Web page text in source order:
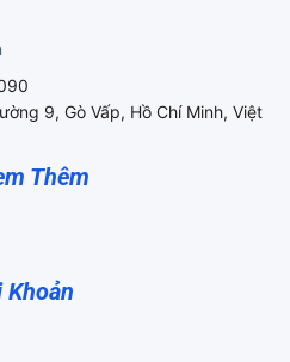
9, Gò Vấp, Hồ Chí Minh, Việt
Thêm
Khoản